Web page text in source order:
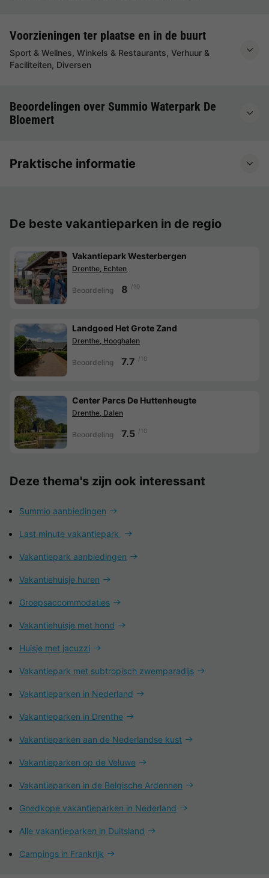
Voorzieningen ter plaatse en in de buurt
Sport & Wellnes, Winkels & Restaurants, Verhuur &
Faciliteiten, Diversen
Beoordelingen over Summio Waterpark De
Bloemert
Praktische informatie
De beste vakantieparken in de regio
Vakantiepark Westerbergen
Drenthe, Echten
Beoordeling 8 /10
Landgoed Het Grote Zand
Drenthe, Hooghalen
Beoordeling 7.7 /10
Center Parcs De Huttenheugte
Drenthe, Dalen
Beoordeling 7.5 /10
Deze thema's zijn ook interessant
Summio aanbiedingen
Last minute vakantiepark
Vakantiepark aanbiedingen
Vakantiehuisje huren
Groepsaccommodaties
Vakantiehuisje met hond
Huisje met jacuzzi
Vakantiepark met subtropisch zwemparadijs
Vakantieparken in Nederland
Vakantieparken in Drenthe
Vakantieparken aan de Nederlandse kust
Vakantieparken op de Veluwe
Vakantieparken in de Belgische Ardennen
Goedkope vakantieparken in Nederland
Alle vakantieparken in Duitsland
Campings in Frankrijk